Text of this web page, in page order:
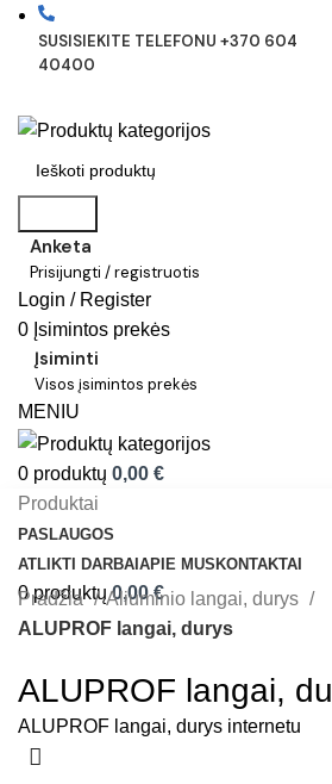
SUSISIEKITE TELEFONU +370 604
40400
Anketa
Prisijungti / registruotis
Login / Register
0 Įsimintos prekės
Įsiminti
Visos įsimintos prekės
MENIU
0 produktų 0,00 €
Produktai
PASLAUGOS
ATLIKTI DARBAIAPIE MUSKONTAKTAI
0produktų 0,00€
Pradžia
Aliuminio langai, durys
ALUPROF langai, durys
ALUPROF langai,
ALUPROF langai, durys internetu